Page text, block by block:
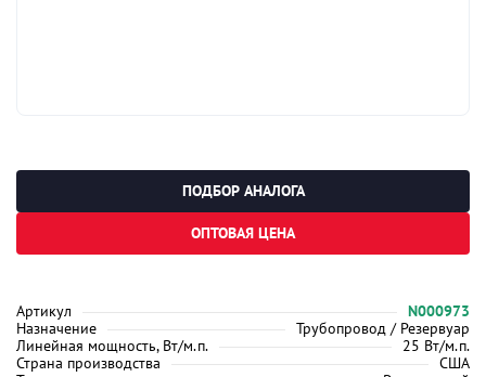
Артикул
N000973
Назначение
Трубопровод / Резервуар
Линейная мощность, Вт/м.п.
25 Вт/м.п.
Страна производства
США
ПОДБОР АНАЛОГА
ОПТОВАЯ ЦЕНА